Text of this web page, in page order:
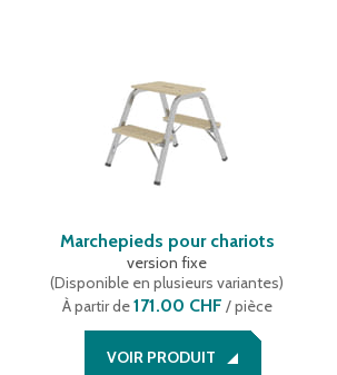
Marchepieds pour chariots
version fixe
(Disponible en plusieurs variantes)
À partir de171.00 CHF / pièce
VOIR PRODUIT